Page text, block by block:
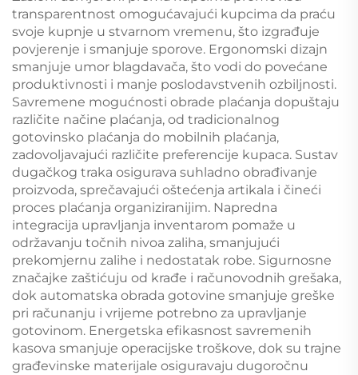
transparentnost omogućavajući kupcima da praću
svoje kupnje u stvarnom vremenu, što izgrađuje
povjerenje i smanjuje sporove. Ergonomski dizajn
smanjuje umor blagdavača, što vodi do povećane
produktivnosti i manje poslodavstvenih ozbiljnosti.
Savremene mogućnosti obrade plaćanja dopuštaju
različite načine plaćanja, od tradicionalnog
gotovinsko plaćanja do mobilnih plaćanja,
zadovoljavajući različite preferencije kupaca. Sustav
dugačkog traka osigurava suhladno obrađivanje
proizvoda, sprečavajući oštećenja artikala i čineći
proces plaćanja organiziranijim. Napredna
integracija upravljanja inventarom pomaže u
održavanju točnih nivoa zaliha, smanjujući
prekomjernu zalihe i nedostatak robe. Sigurnosne
značajke zaštićuju od krađe i računovodnih grešaka,
dok automatska obrada gotovine smanjuje greške
pri računanju i vrijeme potrebno za upravljanje
gotovinom. Energetska efikasnost savremenih
kasova smanjuje operacijske troškove, dok su trajne
građevinske materijale osiguravaju dugoročnu